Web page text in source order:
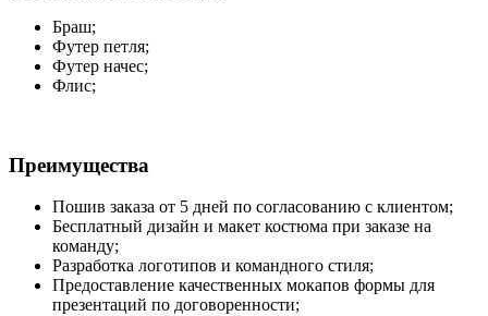
Браш;
Футер петля;
Футер начес;
Флис;
Преимущества
Пошив заказа от 5 дней по согласованию с клиентом;
Бесплатный дизайн и макет костюма при заказе на
команду;
Разработка логотипов и командного стиля;
Предоставление качественных мокапов формы для
презентаций по договоренности;